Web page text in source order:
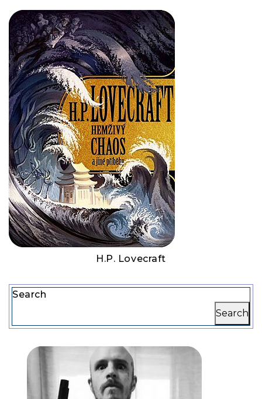
H.P. Lovecraft
Search
Search